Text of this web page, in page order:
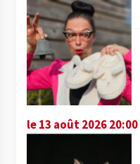
le 13 août 2026 20:00